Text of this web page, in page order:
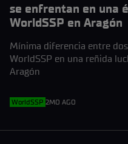
se enfrentan en una
WorldSSP en Aragón
Mínima diferencia entre
WorldSSP en una reñida
Aragón
WorldSSP 2MO AGO